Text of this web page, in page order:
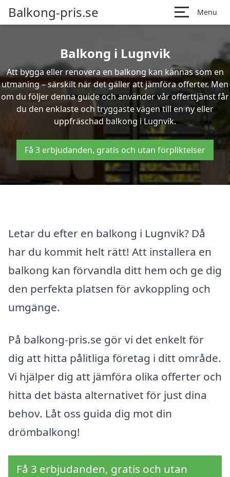
Balkong-pris.se Menu
Balkong i Lugnvik
Att bygga eller renovera en balkong kan kännas som en
utmaning – särskilt när det gäller att jämföra offerter. Men
om du följer denna guide och använder vår offerttjänst får
du den enklaste och tryggaste vägen till en ny eller
uppfräschad balkong i Lugnvik.
Få 3 erbjudanden, gratis och utan förpliktelser
Letar du efter en balkong i Lugnvik? Då
har du kommit helt rätt! Att installera en
balkong kan förvandla ditt hem och ge dig
den perfekta platsen för avkoppling och
umgänge.
På balkong-pris.se gör vi det enkelt för
dig att hitta pålitliga företag i ditt område.
Vi hjälper dig att jämföra olika offerter och
hitta det bästa alternativet för just dina
behov. Låt oss guida dig mot din
drömbalkong!
Få 3 erbjudanden, gratis och utan